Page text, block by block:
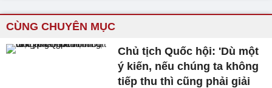
CÙNG CHUYÊN MỤC
Chủ tịch Quốc hội: 'Dù một
ý kiến, nếu chúng ta không
tiếp thu thì cũng phải giải